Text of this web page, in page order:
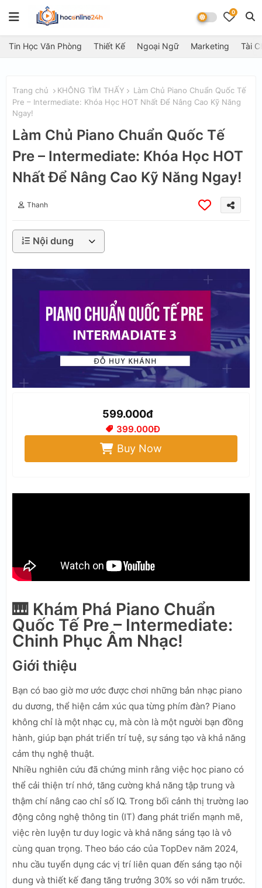
0
Tin Học Văn Phòng Thiết Kế Ngoại Ngữ Marketing Tài
Trang chủ KHÔNG TÌM THẤY
Làm Chủ Piano Chuẩn Quốc Tế
Pre – Intermediate: Khóa Học HOT Nhất Để Nâng Cao Kỹ Năng
Ngay!
Làm Chủ Piano Chuẩn Quốc Tế
Pre – Intermediate: Khóa Học HOT
Nhất Để Nâng Cao Kỹ Năng Ngay!
Thanh
Nội dung
599.000đ
399.000Đ
Buy Now
🎹 Khám Phá Piano Chuẩn
Quốc Tế Pre – Intermediate:
Chinh Phục Âm Nhạc!
Giới thiệu
Bạn có bao giờ mơ ước được chơi những bản nhạc piano
du dương, thể hiện cảm xúc qua từng phím đàn? Piano
không chỉ là một nhạc cụ, mà còn là một người bạn đồng
hành, giúp bạn phát triển trí tuệ, sự sáng tạo và khả năng
cảm thụ nghệ thuật.
Nhiều nghiên cứu đã chứng minh rằng việc học piano có
thể cải thiện trí nhớ, tăng cường khả năng tập trung và
thậm chí nâng cao chỉ số IQ. Trong bối cảnh thị trường lao
động công nghệ thông tin (IT) đang phát triển mạnh mẽ,
việc rèn luyện tư duy logic và khả năng sáng tạo là vô
cùng quan trọng. Theo báo cáo của TopDev năm 2024,
nhu cầu tuyển dụng các vị trí liên quan đến sáng tạo nội
dung và thiết kế đang tăng trưởng 30% so với năm trước.